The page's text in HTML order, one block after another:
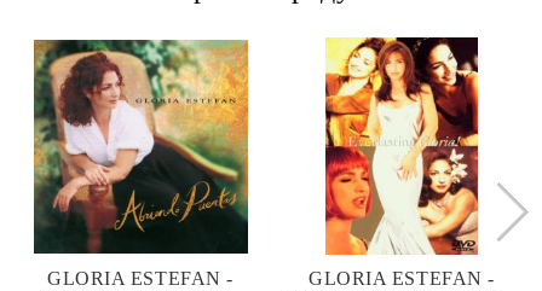
GLORIA ESTEFAN -
GLORIA ESTEFAN -